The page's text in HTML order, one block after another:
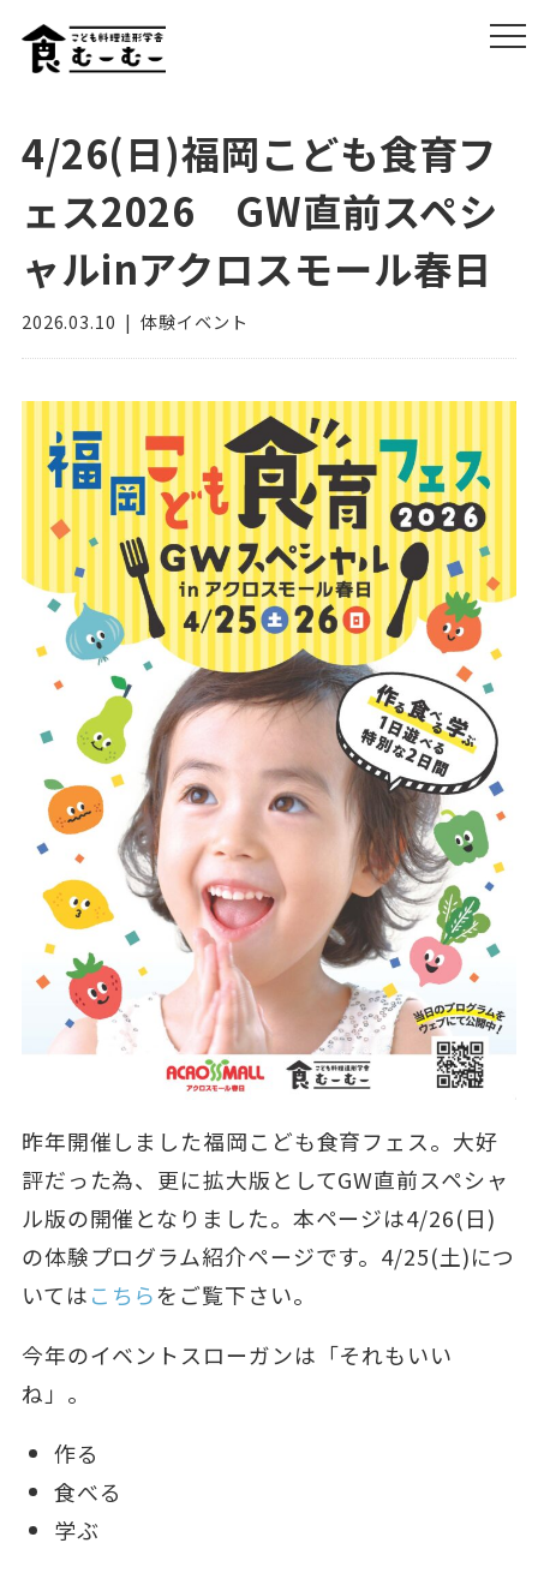
4/26(日)福岡こども食育フ
ェス2026 GW直前スペシ
ャルinアクロスモール春日
2026.03.10 体験イベント
昨年開催しました福岡こども食育フェス。大好
評だった為、更に拡大版としてGW直前スペシャ
ル版の開催となりました。本ページは4/26(日)
の体験プログラム紹介ページです。4/25(土)につ
いてはこちらをご覧下さい。
今年のイベントスローガンは「それもいい
ね」。
作る
食べる
学ぶ